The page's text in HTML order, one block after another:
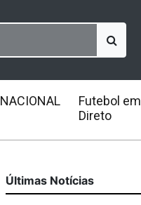
NACIONAL
Futebol em
Direto
Últimas Notícias